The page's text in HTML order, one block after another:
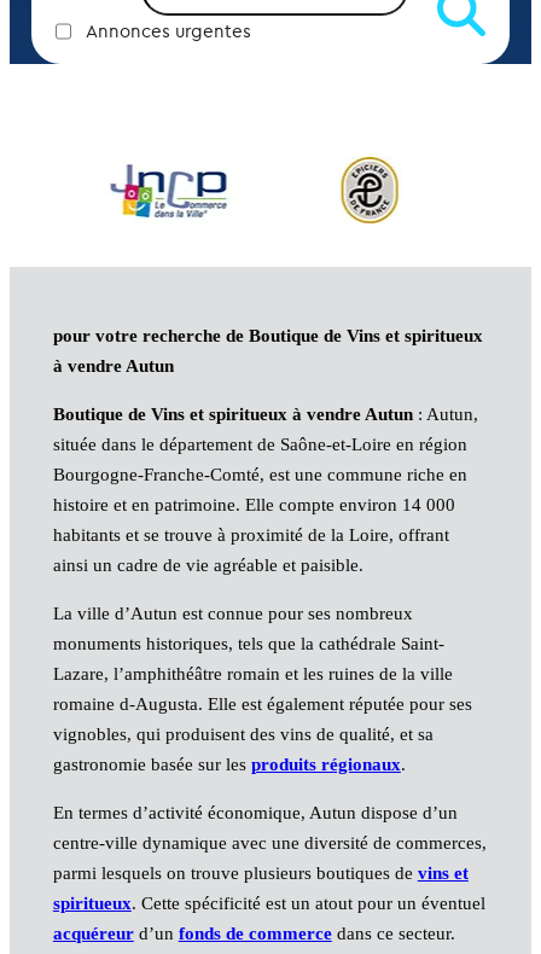
Annonces urgentes
pour votre recherche de Boutique de Vins et spiritueux
à vendre Autun
Boutique de Vins et spiritueux à vendre Autun: Autun,
située dans le département de Saône-et-Loire en région
Bourgogne-Franche-Comté, est une commune riche en
histoire et en patrimoine. Elle compte environ 14 000
habitants et se trouve à proximité de la Loire, offrant
ainsi un cadre de vie agréable et paisible.
La ville d’Autun est connue pour ses nombreux
monuments historiques, tels que la cathédrale Saint-
Lazare, l’amphithéâtre romain et les ruines de la ville
romaine d-Augusta. Elle est également réputée pour ses
vignobles, qui produisent des vins de qualité, et sa
gastronomie basée sur les produits régionaux.
En termes d’activité économique, Autun dispose d’un
centre-ville dynamique avec une diversité de commerces,
parmi lesquels on trouve plusieurs boutiques de vins et
spiritueux. Cette spécificité est un atout pour un éventuel
acquéreurd’un fonds de commercedans ce secteur.